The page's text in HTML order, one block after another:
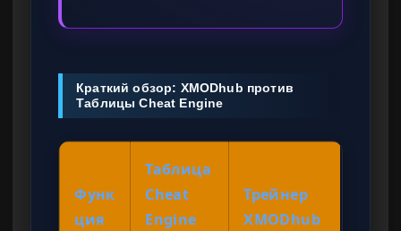
Краткий обзор: XMODhub против
Таблицы Cheat Engine
Функ
ция
Таблица
Cheat
Engine
Трейнер
XMODhub